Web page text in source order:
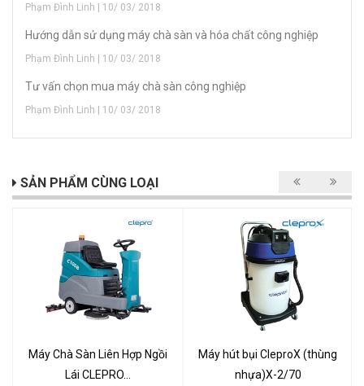
Phạm Đình Linh | 10/ 03/ 2018
Hướng dẫn sử dụng máy chà sàn và hóa chất công nghiệp
Phạm Đình Linh | 10/ 03/ 2018
Tư vấn chọn mua máy chà sàn công nghiệp
Phạm Đình Linh | 10/ 03/ 2018
SẢN PHẨM CÙNG LOẠI
Máy Chà Sàn Liên Hợp Ngồi
Lái CLEPRO...
Máy hút bụi CleproX (thùng
nhựa)X-2/70